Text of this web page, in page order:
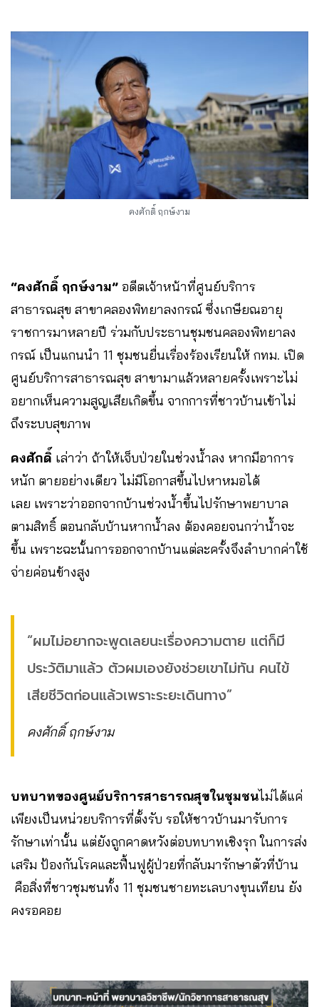
คงศักดิ์ ฤกษ์งาม
“คงศักดิ์ ฤกษ์งาม” อดีตเจ้าหน้าที่ศูนย์บริการ
สาธารณสุข สาขาคลองพิทยาลงกรณ์ ซึ่งเกษียณอายุ
ราชการมาหลายปี ร่วมกับประธานชุมชนคลองพิทยาลง
กรณ์ เป็นแกนนำ 11 ชุมชนยื่นเรื่องร้องเรียนให้ กทม. เปิด
ศูนย์บริการสาธารณสุข สาขามาแล้วหลายครั้งเพราะไม่
อยากเห็นความสูญเสียเกิดขึ้น จากการที่ชาวบ้านเข้าไม่
ถึงระบบสุขภาพ
คงศักดิ์ เล่าว่า ถ้าให้เจ็บป่วยในช่วงน้ำลง หากมีอาการ
หนัก ตายอย่างเดียว ไม่มีโอกาสขึ้นไปหาหมอได้
เลย เพราะว่าออกจากบ้านช่วงน้ำขึ้นไปรักษาพยาบาล
ตามสิทธิ์ ตอนกลับบ้านหากน้ำลง ต้องคอยจนกว่าน้ำจะ
ขึ้น เพราะฉะนั้นการออกจากบ้านแต่ละครั้งจึงลำบากค่าใช้
จ่ายค่อนข้างสูง
“ผมไม่อยากจะพูดเลยนะเรื่องความตาย แต่ก็มี
ประวัติมาแล้ว ตัวผมเองยังช่วยเขาไม่ทัน คนไข้
เสียชีวิตก่อนแล้วเพราะระยะเดินทาง”
คงศักดิ์ ฤกษ์งาม
บทบาทของศูนย์บริการสาธารณสุขในชุมชนไม่ได้แค่
เพียงเป็นหน่วยบริการที่ตั้งรับ​ รอให้ชาวบ้านมารับการ
รักษา​เท่านั้น แต่ยังถูกคาดหวังต่อบทบาทเชิงรุก​ ในการส่ง
เสริม​ ป้องกันโรคและฟื้นฟูผู้ป่วยที่กลับมารักษาตัวที่บ้าน​
คือสิ่งที่ชาวชุมชนทั้ง 11 ชุมชนชายทะเลบางขุนเทียน​ ยัง
คงรอคอย